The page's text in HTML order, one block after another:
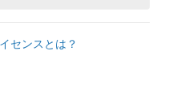
センスとは？